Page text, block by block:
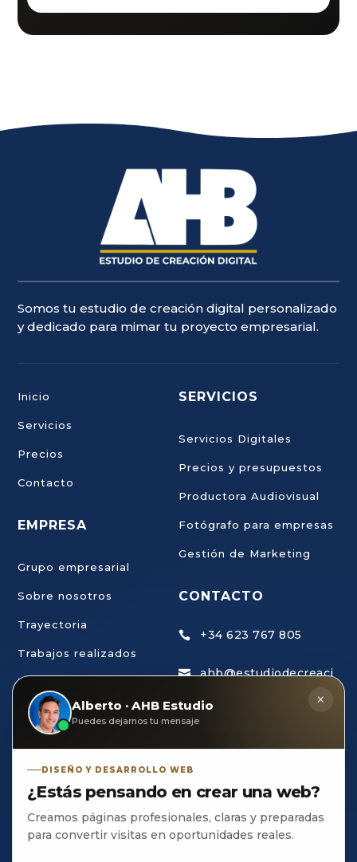
Somos tu estudio de creación digital personalizado
y dedicado para mimar tu proyecto empresarial.
Inicio
Servicios
Precios
Contacto
EMPRESA
Grupo empresarial
Sobre nosotros
Trayectoria
Trabajos realizados
Trabaja con nosotros
SERVICIOS
Servicios Digitales
Precios y presupuestos
Productora Audiovisual
Fotógrafo para empresas
Gestión de Marketing
CONTACTO
 +34 623 767 805

ahb@estudiodecreaci

• HUELVA
Alberto · AHB Estudio
Puedes dejarnos tu mensaje
×
DISEÑO Y DESARROLLO WEB
¿Estás pensando en crear una web?
Creamos páginas profesionales, claras y preparadas
para convertir visitas en oportunidades reales.